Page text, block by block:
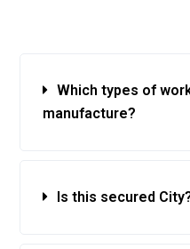
Which types of
manufacture?
Is this secured